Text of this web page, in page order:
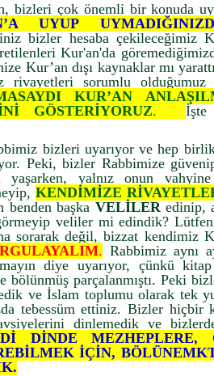
bizleri çok önemli bir konuda
UYUP
bizler hesaba çekileceğimiz
Kur'an'da
Kur’an dışı kaynaklar mı
rivayetleri sorumlu olduğumuz
KUR’AN
GÖSTERİYORUZ.
bizleri uyarıyor ve hep
Peki, bizler Rabbimize
yaşarken, yalnız onun
KENDİMİZE
benden başka VELİLER edinip,
veliler mi edindik?
sorarak değil, bizzat kendimiz
. Rabbimiz aynı
diye uyarıyor, çünkü
bölünmüş parçalanmıştı. Peki
ve İslam toplumu olarak tek
tebessüm ettiniz. Bizler hiçbir
dinlemedik ve
DİNDE MEZHEPLERE,
İÇİN,